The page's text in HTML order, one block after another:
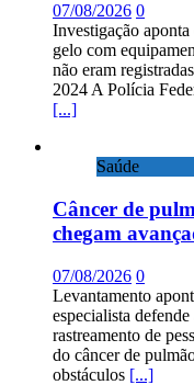
07/08/2026 0
Investigação
gelo com
não eram
2024 A Polícia
[...]
Saúde
Câncer de
chegam
07/08/2026 0
Levantamento
especialista
rastreamento de
do câncer de
obstáculos [...]